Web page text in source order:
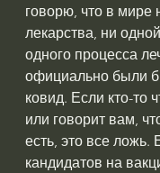
говорю, что в мире
лекарства, ни
одного процесса
официально были
ковид. Если кто-то
или говорит вам,
есть, это все ложь.
кандидатов на